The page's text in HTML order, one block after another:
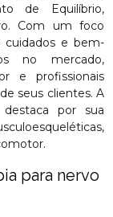
de Equilíbrio,
Com um foco
cuidados e bem-
no mercado,
e profissionais
seus clientes. A
por sua
para nervo